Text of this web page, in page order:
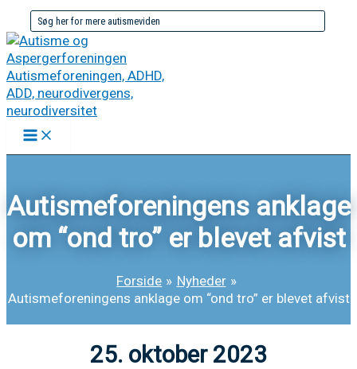
til
indholdet
Søg
efter:
Autismeforeningens anklage
om “ond tro” er blevet afvist
Forside
Nyheder
Autismeforeningens anklage om “ond tro” er blevet afvist
25. oktober 2023